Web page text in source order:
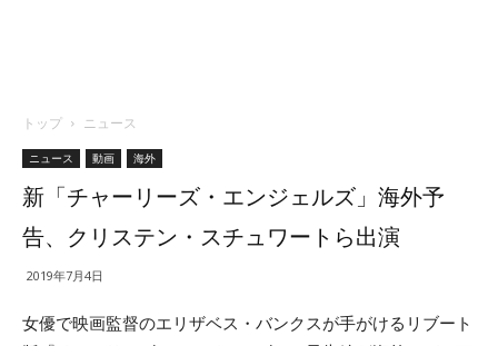
トップ ニュース
ニュース 動画 海外
新「チャーリーズ・エンジェルズ」海外予
告、クリステン・スチュワートら出演
2019年7月4日
女優で映画監督のエリザベス・バンクスが手がけるリブート